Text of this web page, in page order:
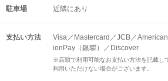
駐車場 近隣にあり
支払い方法
Visa／Mastercard／JCB／
ionPay（銀聯）／Discover
※店頭で利用可能なお支払い方法を記載し
利用いただけない場合がございます。